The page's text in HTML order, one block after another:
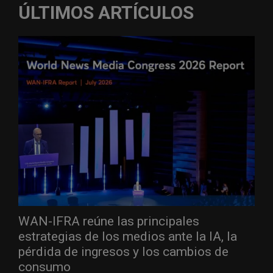
ÚLTIMOS ARTÍCULOS
WAN-IFRA reúne las principales
estrategias de los medios ante la IA, la
pérdida de ingresos y los cambios de
consumo